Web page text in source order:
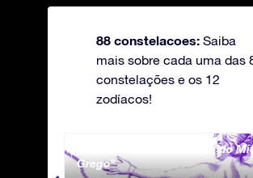
88 constelacoes: Saiba
mais sobre cada uma das
constelações e os 12
zodíacos!
Andromeda - A Princesa do
Grego